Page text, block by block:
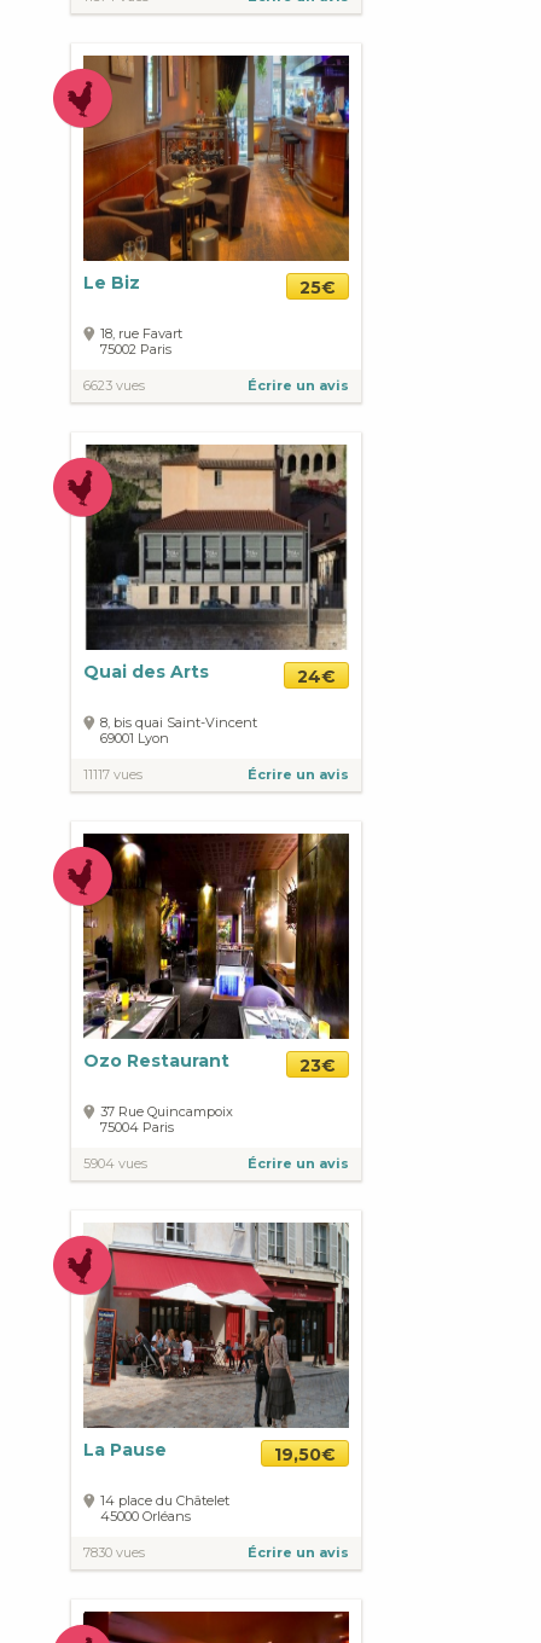
Le Biz 25€
18, rue Favart
75002 Paris
6623 vues Écrire un avis
Quai des Arts 24€
8, bis quai Saint-Vincent
69001 Lyon
11117 vues Écrire un avis
Ozo Restaurant 23€
37 Rue Quincampoix
75004 Paris
5904 vues Écrire un avis
La Pause 19,50€
14 place du Châtelet
45000 Orléans
7830 vues Écrire un avis